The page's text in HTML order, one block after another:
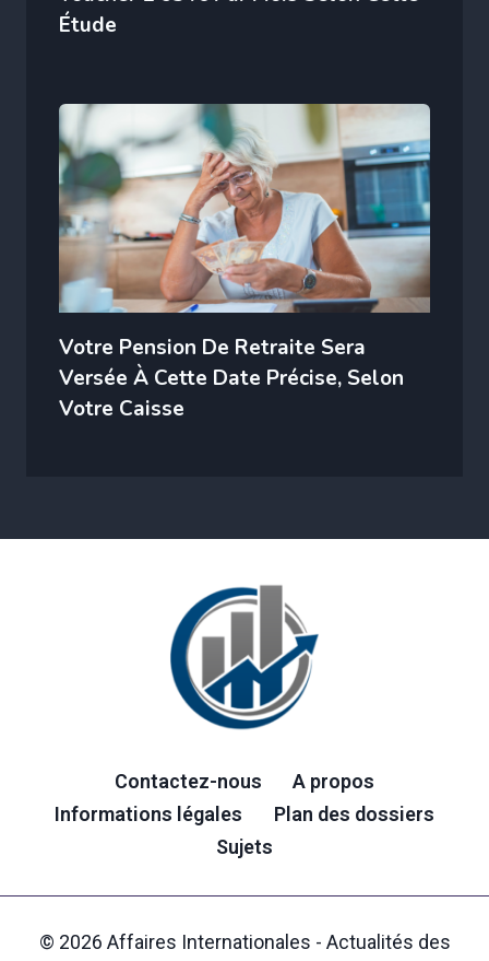
Étude
Votre Pension De Retraite Sera
Versée À Cette Date Précise, Selon
Votre Caisse
Contactez-nous
A propos
Informations légales
Plan des dossiers
Sujets
© 2026 Affaires Internationales - Actualités des